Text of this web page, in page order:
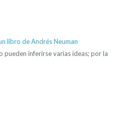
libro de Andrés Neuman
pueden inferirse varias ideas; por la